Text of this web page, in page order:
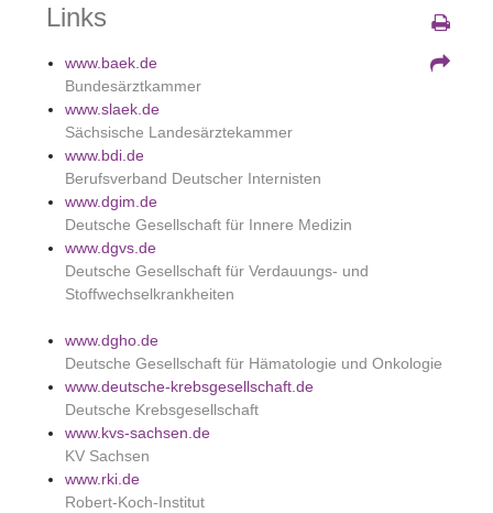
Links
www.baek.de
Bundesärztkammer
www.slaek.de
Sächsische Landesärztekammer
www.bdi.de
Berufsverband Deutscher Internisten
www.dgim.de
Deutsche Gesellschaft für Innere Medizin
www.dgvs.de
Deutsche Gesellschaft für Verdauungs- und
Stoffwechselkrankheiten
www.dgho.de
Deutsche Gesellschaft für Hämatologie und Onkologie
www.deutsche-krebsgesellschaft.de
Deutsche Krebsgesellschaft
www.kvs-sachsen.de
KV Sachsen
www.rki.de
Robert-Koch-Institut